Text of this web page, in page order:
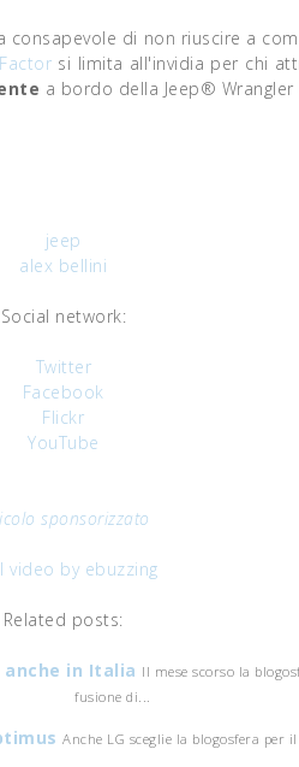
di non riuscire a
si limita all'invidia per chi
a bordo della Jeep® Wrangler
jeep
alex bellini
Social network:
Twitter
Facebook
Flickr
YouTube
sponsorizzato
video by ebuzzing
Related posts:
in Italia Il mese scorso la
fusione di...
Anche LG sceglie la blogosfera per